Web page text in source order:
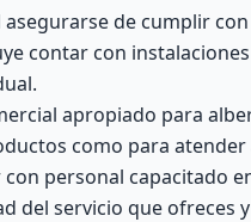
de cumplir
contar con
apropiado para
como para
personal capacitado
del servicio que ofreces